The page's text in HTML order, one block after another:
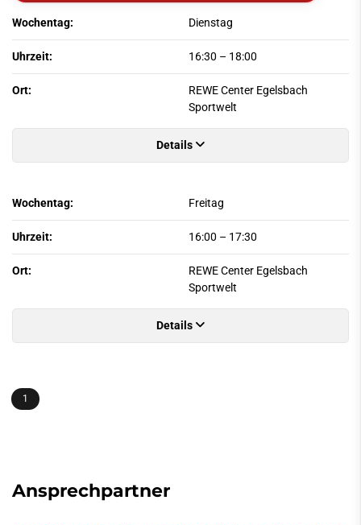
Wochentag: Dienstag
Uhrzeit: 16:30 – 18:00
Ort:
REWE Center Egelsbach
Sportwelt
Details
Wochentag: Freitag
Uhrzeit: 16:00 – 17:30
Ort:
REWE Center Egelsbach
Sportwelt
Details
1
Ansprechpartner